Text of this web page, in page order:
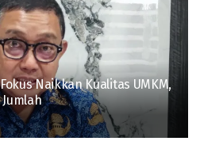
Fokus Naikkan Kualitas UMKM,